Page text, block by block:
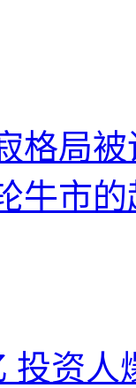
格局
牛市
投资